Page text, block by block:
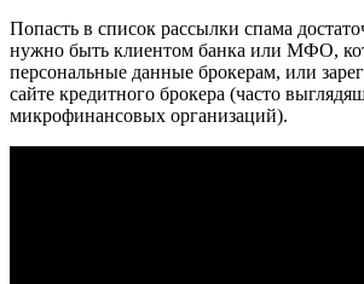
Попасть в список рассылки спама
нужно быть клиентом банка или МФО,
персональные данные брокерам, или
сайте кредитного брокера (часто
микрофинансовых организаций).